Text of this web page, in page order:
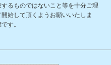
るものではないこと等を十分ご理
始して頂くようお願いいたしま
す。